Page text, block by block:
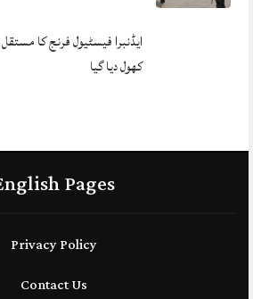
ایڈنبرا فیسٹیول فرنج کا
کھول دیا گیا
Pages
Privacy Policy
Contact Us